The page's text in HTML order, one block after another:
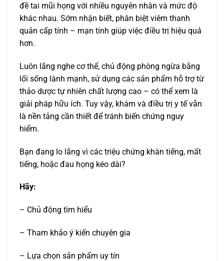
đề tai mũi họng với nhiều nguyên nhân và mức độ
khác nhau. Sớm nhận biết, phân biệt viêm thanh
quản cấp tính – mạn tính giúp việc điều trị hiệu quả
hơn.
Luôn lắng nghe cơ thể, chủ động phòng ngừa bằng
lối sống lành mạnh, sử dụng các sản phẩm hỗ trợ từ
thảo dược tự nhiên chất lượng cao – có thể xem là
giải pháp hữu ích. Tuy vậy, khám và điều trị y tế vẫn
là nền tảng cần thiết để tránh biến chứng nguy
hiểm.
Bạn đang lo lắng vì các triệu chứng khàn tiếng, mất
tiếng, hoặc đau họng kéo dài?
Hãy:
– Chủ động tìm hiểu
– Tham khảo ý kiến chuyên gia
– Lựa chọn sản phẩm uy tín